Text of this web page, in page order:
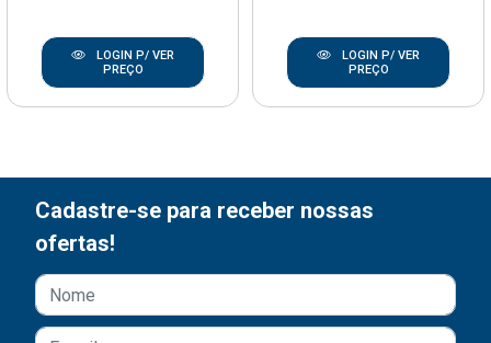
LOGIN P/ VER
PREÇO
LOGIN P/ VER
PREÇO
Cadastre-se para receber nossas
ofertas!